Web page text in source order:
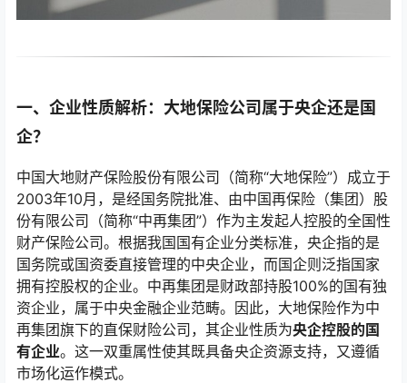
一、企业性质解析：大地保险公司属于央企还是国
企？
中国大地财产保险股份有限公司（简称“大地保险”）成立于
2003年10月，是经国务院批准、由中国再保险（集团）股
份有限公司（简称“中再集团”）作为主发起人控股的全国性
财产保险公司。根据我国国有企业分类标准，央企指的是
国务院或国资委直接管理的中央企业，而国企则泛指国家
拥有控股权的企业。中再集团是财政部持股100%的国有独
资企业，属于中央金融企业范畴。因此，大地保险作为中
再集团旗下的直保财险公司，其企业性质为央企控股的国
有企业。这一双重属性使其既具备央企资源支持，又遵循
市场化运作模式。